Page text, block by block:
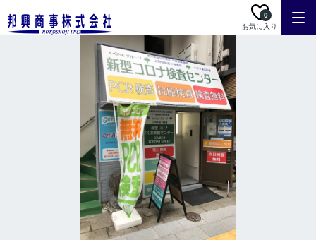
お気に入り
0